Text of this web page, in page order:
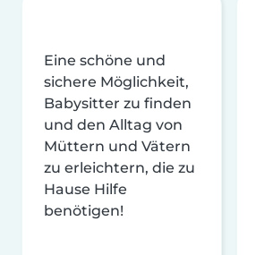
Eine schöne und
sichere Möglichkeit,
Babysitter zu finden
und den Alltag von
Müttern und Vätern
zu erleichtern, die zu
Hause Hilfe
benötigen!